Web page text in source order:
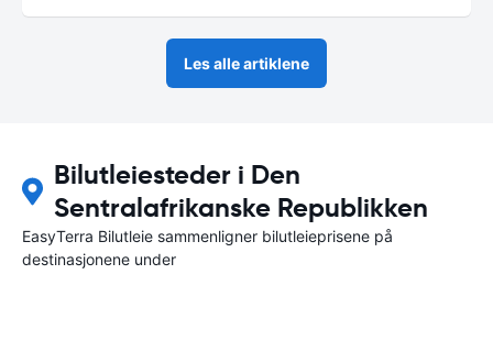
Les alle artiklene
Bilutleiesteder i Den
Sentralafrikanske Republikken
EasyTerra Bilutleie sammenligner bilutleieprisene på
destinasjonene under